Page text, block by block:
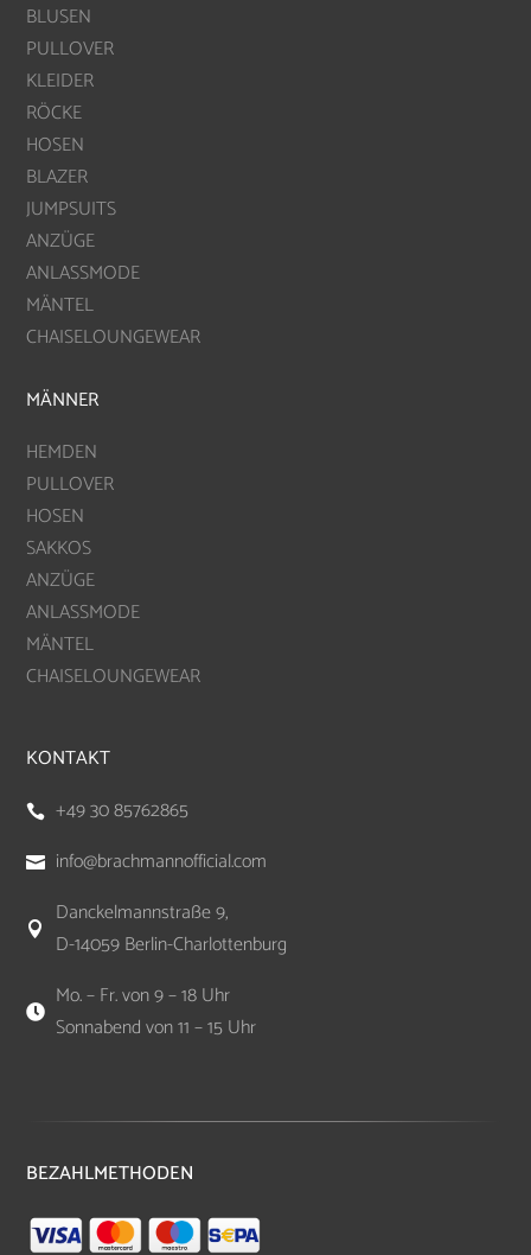
BLUSEN
PULLOVER
KLEIDER
RÖCKE
HOSEN
BLAZER
JUMPSUITS
ANZÜGE
ANLASSMODE
MÄNTEL
CHAISELOUNGEWEAR
MÄNNER
HEMDEN
PULLOVER
HOSEN
SAKKOS
ANZÜGE
ANLASSMODE
MÄNTEL
CHAISELOUNGEWEAR
KONTAKT
 +49 30 85762865
 info@brachmannofficial.com

Danckelmannstraße 9,
D-14059 Berlin-Charlottenburg

Mo. – Fr. von 9 – 18 Uhr
Sonnabend von 11 – 15 Uhr
BEZAHLMETHODEN